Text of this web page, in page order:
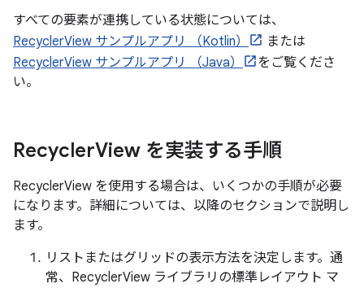
すべての要素が連携している状態については、
RecyclerView サンプルアプリ （Kotlin）
または
RecyclerView サンプルアプリ （Java）
をご覧くださ
い。
RecyclerView を実装する手順
RecyclerView を使用する場合は、いくつかの手順が必要
になります。詳細については、以降のセクションで説明し
ます。
リストまたはグリッドの表示方法を決定します。通
常、RecyclerView ライブラリの標準レイアウト マ